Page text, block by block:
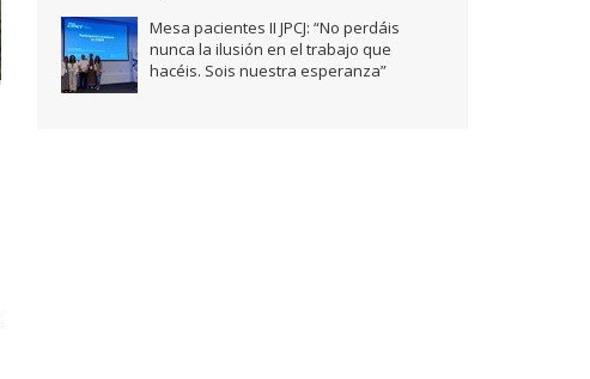
Mesa pacientes II JPCJ: “No perdáis
nunca la ilusión en el trabajo que
hacéis. Sois nuestra esperanza”